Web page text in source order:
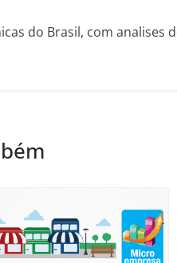
do Brasil, com analises